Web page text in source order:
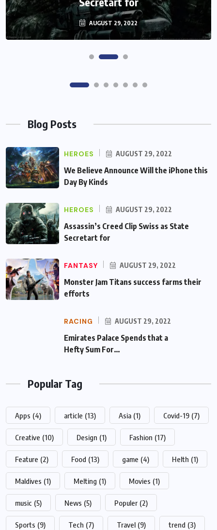
AUGUST 29, 2022
AUGUST 29, 2022
Blog Posts
HEROES AUGUST 29, 2022
We Believe Announce Will the iPhone this
Day By Kinds
HEROES AUGUST 29, 2022
Assassin’s Creed Clip Swiss as State
Secretart for
FANTASY AUGUST 29, 2022
Monster Jam Titans success farms their
efforts
RACING AUGUST 29, 2022
Emirates Palace Spends that a Hefty Sum
For…
Popular Tag
Apps (4) article (13) Asia (1) Covid-19 (7)
Creative (10) Design (1) Fashion (17)
Feature (2) Food (13) game (4) Helth (1)
Maldives (1) Melting (1) Movies (1)
music (5) News (5) Populer (2)
Sports (9) Tech (7) Travel (9) trend (3)